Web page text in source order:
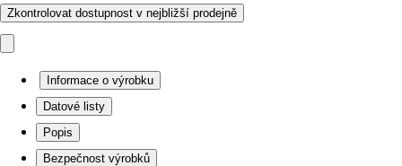
Zkontrolovat dostupnost v nejbližší prodejně
Informace o výrobku
Datové listy
Popis
Bezpečnost výrobků